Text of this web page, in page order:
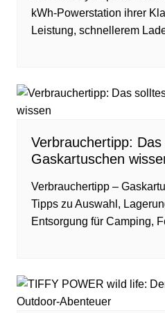
kWh-Powerstation ihrer
Leistung, schnellerem
Verbrauchertipp:
Gaskartuschen
Verbrauchertipp –
Tipps zu Auswahl,
Entsorgung für Camping,